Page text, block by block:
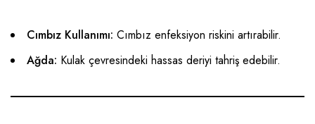
Cımbız Kullanımı: Cımbız enfeksiyon riskini artırabilir.
Ağda: Kulak çevresindeki hassas deriyi tahriş edebilir.